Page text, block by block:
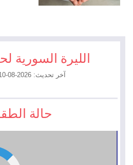
الليرة السورية
آخر تحديث: 2026-08-10 14:25:02
حالة